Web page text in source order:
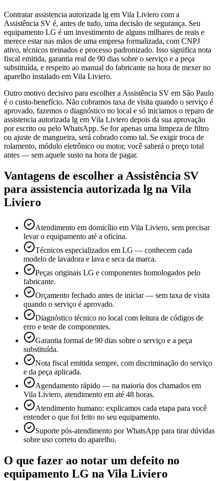
Contratar assistencia autorizada lg em Vila Liviero com a
Assistência SV é, antes de tudo, uma decisão de segurança. Seu
equipamento LG é um investimento de alguns milhares de reais e
merece estar nas mãos de uma empresa formalizada, com CNPJ
ativo, técnicos treinados e processo padronizado. Isso significa nota
fiscal emitida, garantia real de 90 dias sobre o serviço e a peça
substituída, e respeito ao manual do fabricante na hora de mexer no
aparelho instalado em Vila Liviero.
Outro motivo decisivo para escolher a Assistência SV em São Paulo
é o custo-benefício. Não cobramos taxa de visita quando o serviço é
aprovado, fazemos o diagnóstico no local e só iniciamos o reparo de
assistencia autorizada lg em Vila Liviero depois da sua aprovação
por escrito ou pelo WhatsApp. Se for apenas uma limpeza de filtro
ou ajuste de mangueira, será cobrado como tal. Se exigir troca de
rolamento, módulo eletrônico ou motor, você saberá o preço total
antes — sem aquele susto na hora de pagar.
Vantagens de escolher a Assistência SV
para assistencia autorizada lg na Vila
Liviero
Atendimento em domicílio em Vila Liviero, sem precisar
levar o equipamento até a oficina.
Técnicos especializados em LG — conhecem cada
modelo de lavadora e lava e seca da marca.
Peças originais LG e componentes homologados pelo
fabricante.
Orçamento fechado antes de iniciar — sem taxa de visita
quando o serviço é aprovado.
Diagnóstico técnico no local com leitura de códigos de
erro e teste de componentes.
Garantia formal de 90 dias sobre o serviço e a peça
substituída.
Nota fiscal emitida sempre, com discriminação do serviço
e da peça aplicada.
Agendamento rápido — na maioria dos chamados em
Vila Liviero, atendimento em até 48 horas.
Atendimento humano: explicamos cada etapa para você
entender o que foi feito no seu equipamento.
Suporte pós-atendimento por WhatsApp para tirar dúvidas
sobre uso correto do aparelho.
O que fazer ao notar um defeito no
equipamento LG na Vila Liviero